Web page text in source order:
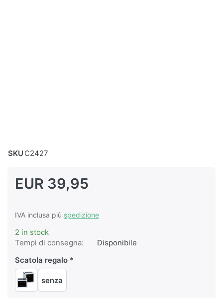
SKU C2427
EUR 39,95
IVA inclusa più spedizione
2 in stock
Tempi di consegna:
Disponibile
Scatola regalo
senza